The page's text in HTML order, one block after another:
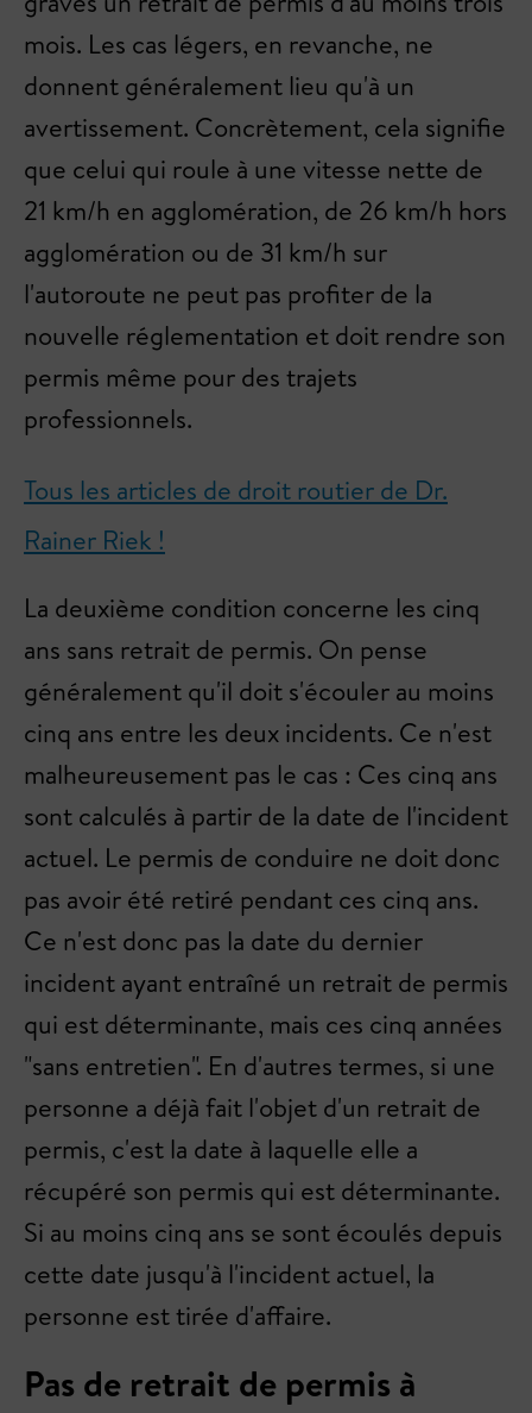
mois. Les cas légers, en revanche, ne
donnent généralement lieu qu'à un
avertissement. Concrètement, cela signifie
que celui qui roule à une vitesse nette de
21 km/h en agglomération, de 26 km/h hors
agglomération ou de 31 km/h sur
l'autoroute ne peut pas profiter de la
nouvelle réglementation et doit rendre son
permis même pour des trajets
professionnels.
Tous les articles de droit routier de Dr.
Rainer Riek !
La deuxième condition concerne les cinq
ans sans retrait de permis. On pense
généralement qu'il doit s'écouler au moins
cinq ans entre les deux incidents. Ce n'est
malheureusement pas le cas : Ces cinq ans
sont calculés à partir de la date de l'incident
actuel. Le permis de conduire ne doit donc
pas avoir été retiré pendant ces cinq ans.
Ce n'est donc pas la date du dernier
incident ayant entraîné un retrait de permis
qui est déterminante, mais ces cinq années
"sans entretien". En d'autres termes, si une
personne a déjà fait l'objet d'un retrait de
permis, c'est la date à laquelle elle a
récupéré son permis qui est déterminante.
Si au moins cinq ans se sont écoulés depuis
cette date jusqu'à l'incident actuel, la
personne est tirée d'affaire.
Pas de retrait de permis à